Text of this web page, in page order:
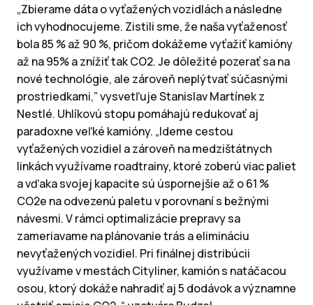
„Zbierame dáta o vyťažených vozidlách a následne
ich vyhodnocujeme. Zistili sme, že naša vyťaženosť
bola 85 % až 90 %, pričom dokážeme vyťažiť kamióny
až na 95% a znížiť tak CO2. Je dôležité pozerať sa na
nové technológie, ale zároveň neplýtvať súčasnými
prostriedkami,” vysvetľuje Stanislav Martínek z
Nestlé. Uhlíkovú stopu pomáhajú redukovať aj
paradoxne veľké kamióny. „Ideme cestou
vyťažených vozidiel a zároveň na medzištátnych
linkách využívame roadtrainy, ktoré zoberú viac paliet
a vďaka svojej kapacite sú úspornejšie až o 61 %
CO2e na odvezenú paletu v porovnaní s bežnými
návesmi. V rámci optimalizácie prepravy sa
zameriavame na plánovanie trás a elimináciu
nevyťažených vozidiel. Pri finálnej distribúcii
využívame v mestách Cityliner, kamión s natáčacou
osou, ktorý dokáže nahradiť aj 5 dodávok a významne